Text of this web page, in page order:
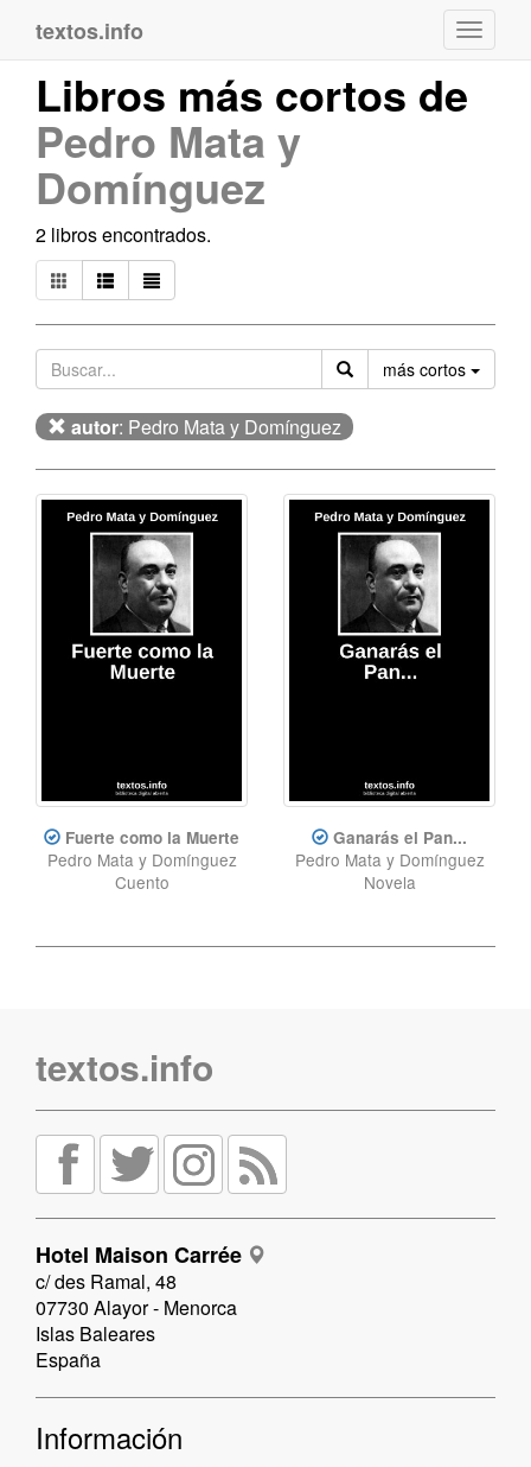
textos.info
Libros más cortos de
Pedro Mata y
Domínguez
2 libros encontrados.
más cortos
autor: Pedro Mata y Domínguez
Fuerte como la Muerte
Pedro Mata y Domínguez
Cuento
Ganarás el Pan...
Pedro Mata y Domínguez
Novela
textos.info
Hotel Maison Carrée
c/ des Ramal, 48
07730 Alayor - Menorca
Islas Baleares
España
Información